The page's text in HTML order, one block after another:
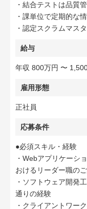
・結合テストは品質
・課単位で定期的な
・認定スクラムマス
給与
年収 800万円 〜
雇用形態
正社員
応募条件
●必須スキル・経験
・Webアプリケーシ
おけるリーダー職の
・ソフトウェア開発
通りの経験
・クライアントワー